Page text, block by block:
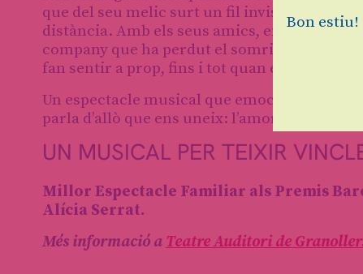
que del seu melic surt un fil invisible que la
distància. Amb els seus amics, en Quim i la
company que ha perdut el somriure. Junts
fan sentir a prop, fins i tot quan estem lluny.
Un espectacle musical que emociona grans
parla d’allò que ens uneix: l’amor, l’amistat i
UN MUSICAL PER TEIXIR
Millor Espectacle Familiar als Premis
Alícia Serrat.
Més informació a Teatre Auditori de
Bon estiu!